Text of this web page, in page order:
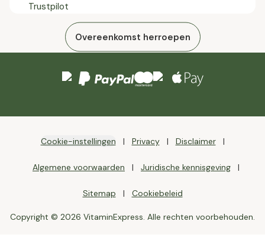
Trustpilot
Overeenkomst herroepen
Cookie-instellingen Privacy Disclaimer
Algemene voorwaarden Juridische kennisgeving
Sitemap Cookiebeleid
Copyright © 2026 VitaminExpress. Alle rechten voorbehouden.